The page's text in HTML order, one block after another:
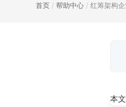
首页 / 帮助中心 / 红筹架构
本